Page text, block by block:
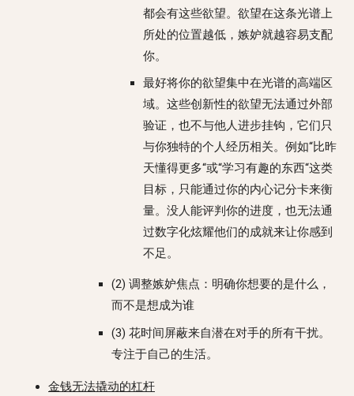
都会有这些欲望。欲望在这条光谱上
所处的位置越低，嫉妒就越容易支配
你。
最好将你的欲望集中在光谱的高端区
域。这些创新性的欲望无法通过外部
验证，也不与他人进步挂钩，它们只
与你独特的个人经历相关。例如“比昨
天懂得更多“或“学习有趣的东西“这类
目标，只能通过你的内心记分卡来衡
量。没人能评判你的进度，也无法通
过数字化炫耀他们的成就来让你感到
不足。
(2) 调整嫉妒焦点：明确你想要的是什么，
而不是想成为谁
(3) 花时间屏蔽来自潜在对手的所有干扰。
专注于自己的生活。
金钱无法撬动的杠杆